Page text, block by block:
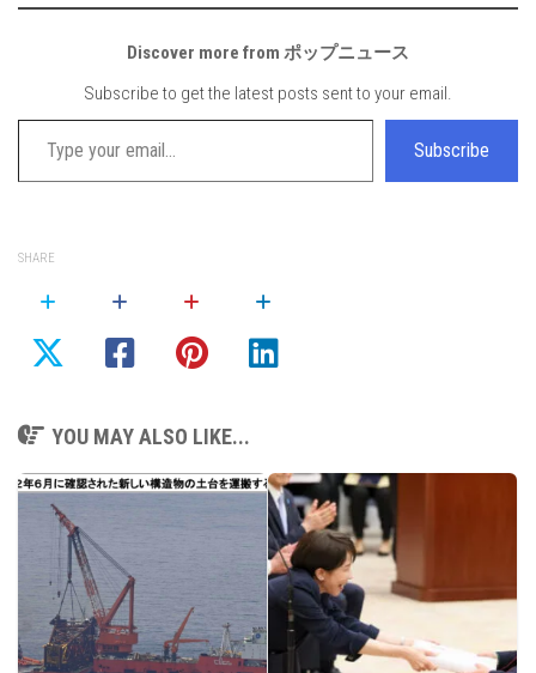
Discover more from ポップニュース
Subscribe to get the latest posts sent to your email.
Type your email…
Subscribe
SHARE
YOU MAY ALSO LIKE...